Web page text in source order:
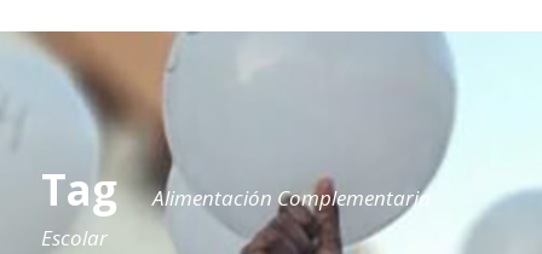
Tag
Alimentación Complementaria
Escolar